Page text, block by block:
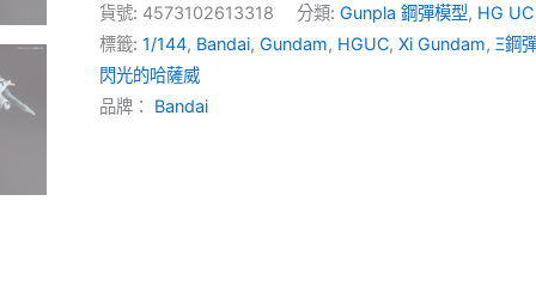
貨號: 4573102613318 分類:Gunpla 鋼彈模型, HG
標籤:1/144, Bandai,Gundam, HGUC,Xi Gundam,Ξ鋼
閃光的哈薩威
品牌： Bandai